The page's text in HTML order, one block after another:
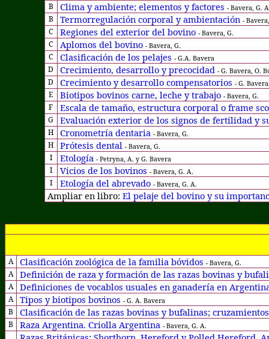
B Clima y ambiente; elementos y factores-Bavera, G.
B Termorregulación corporal y ambientación-
C Regiones del exterior del bovino - Bavera, G.
C Aplomos del bovino - Bavera, G.
C Clasificación de los pelajes- G.A. Bavera
D Crecimiento, desarrollo y precocidad - G. Bavera, O.
D Crecimiento y desarrollo compensatorios- G.
E Biotipos bovinos carne, leche y trabajo - Bavera, G.
F Escala de tamaño, estructura corporal o frame
G Evaluación exterior de los signos de fertilidad y
H Cronometría dentaria- Bavera, G.
H Prótesis dental - Bavera, G.
I Etología- Petryna, A. y G. Bavera
I Vicios de los bovinos - Bavera, G. A.
I Etología del abrevado - Bavera, G. A.
Ampliar en libro:El pelaje del bovino y su
A Clasificación zoológica de la familia bóvidos - Bavera, G.
A Definición de raza y formación de las razas bovinas y
A Definiciones de vocablos usuales en ganadería en
A Tipos y biotipos bovinos - G. A. Bavera
B Clasificación de las razas bovinas y bufalinas; cruzamientos
B Raza Argentina. Criolla Argentina - Bavera, G. A.